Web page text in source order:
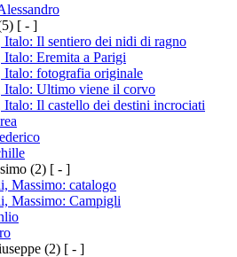
[ - ]
Il sentiero dei nidi di ragno
Eremita a Parigi
Italo: fotografia originale
Italo: Ultimo viene il corvo
Il castello dei destini incrociati
(2) [ - ]
Massimo: catalogo
Massimo: Campigli
(2) [ - ]